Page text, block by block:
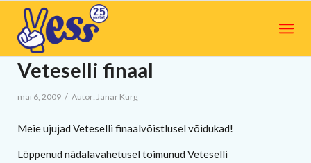
Veteselli finaal
mai 6, 2009 / Autor: Janar Kurg
Meie ujujad Veteselli finaalvõistlusel võidukad!
Lõppenud nädalavahetusel toimunud Veteselli